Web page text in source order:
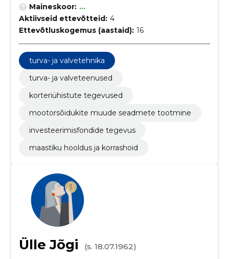
Maineskoor: ...
Aktiivseid ettevõtteid: 4
Ettevõtluskogemus (aastaid): 16
turva- ja valvetehnika
turva- ja valveteenused
korteriühistute tegevused
mootorsõidukite muude seadmete tootmine
investeerimisfondide tegevus
maastiku hooldus ja korrashoid
Ülle Jõgi
(s. 18.07.1962)